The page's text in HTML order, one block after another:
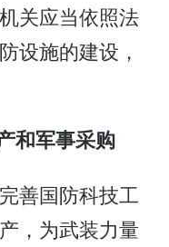
关应当依照法
设施的建设，
和军事采购
善国防科技工
，为武装力量